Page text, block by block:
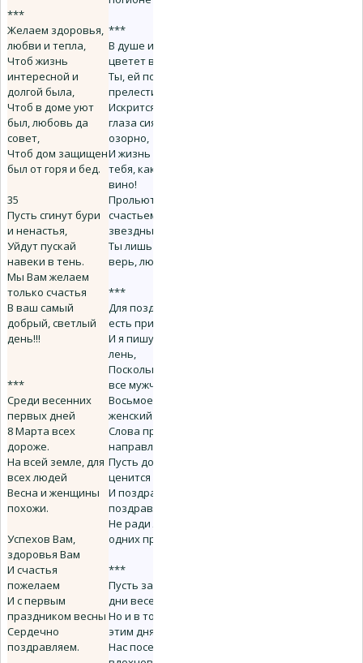
***
Желаем здоровья,
любви и тепла,
Чтоб жизнь
интересной и
долгой была,
Чтоб в доме уют
был, любовь да
совет,
Чтоб дом защищен
был от горя и бед.
35
Пусть сгинут бури
и ненастья,
Уйдут пускай
навеки в тень.
Мы Вам желаем
только счастья
В ваш самый
добрый, светлый
день!!!
***
Среди весенних
первых дней
8 Марта всех
дороже.
На всей земле, для
всех людей
Весна и женщины
похожи.
Успехов Вам,
здоровья Вам
И счастья
пожелаем
И с первым
праздником весны
Сердечно
поздравляем.
***
В душе и за окном
цветет весна!
Ты, ей подобно,
прелести полна.
Искрится смех,
глаза сияют
озорно,
И жизнь пьянит
тебя, как крепкое
вино!
Прольются
счастьем
звездные дожди -
Ты лишь надейся,
верь, люби и жди!
***
Для поздравлений
есть причины,
И я пишу, отбросив
лень,
Поскольку знают
все мужчины:
Восьмое Марта -
женский день.
Слова привета
направляю -
Пусть добрый
ценится почин -
И поздравляю,
поздравляю!
Не ради лишь
одних причин.
***
Пусть запоздали
дни весенние,
Но и в тоске по
этим дням
Нас посетило